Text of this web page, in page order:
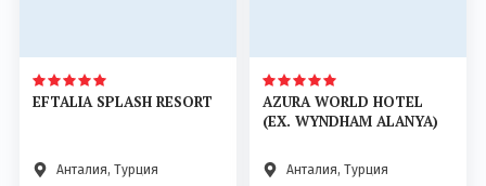
EFTALIA SPLASH RESORT
Анталия, Турция
AZURA WORLD HOTEL
(EX. WYNDHAM ALANYA)
Анталия, Турция